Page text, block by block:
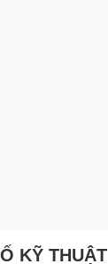
KỸ THUẬT